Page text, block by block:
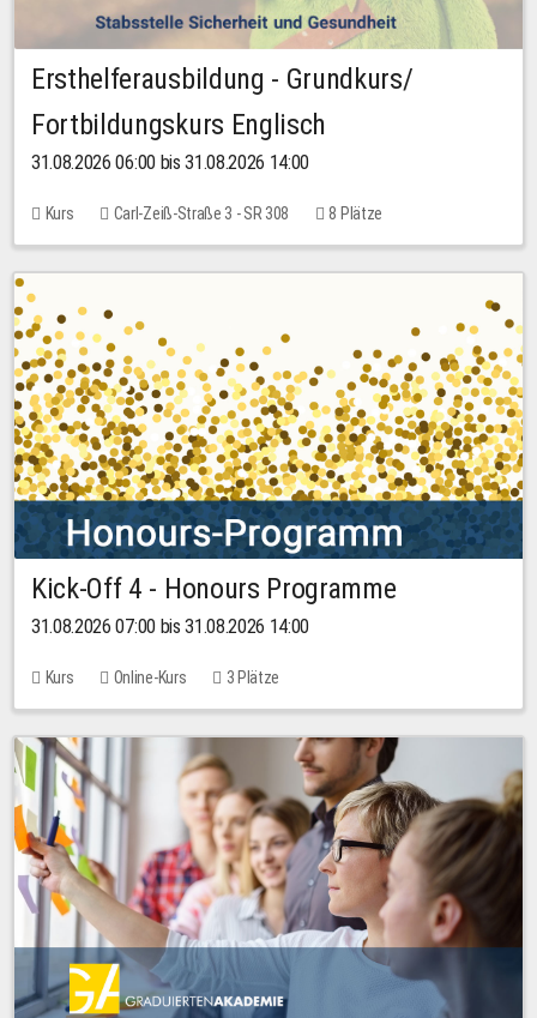
Ersthelferausbildung - Grundkurs/
Fortbildungskurs Englisch
31.08.2026 06:00 bis 31.08.2026 14:00
Kurs Carl-Zeiß-Straße 3 - SR 308 8 Plätze
Kick-Off 4 - Honours Programme
31.08.2026 07:00 bis 31.08.2026 14:00
Kurs Online-Kurs 3 Plätze